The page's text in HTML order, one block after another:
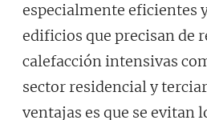
especialmente eficientes
edificios que precisan de
calefacción intensivas
sector residencial y
ventajas es que se evitan